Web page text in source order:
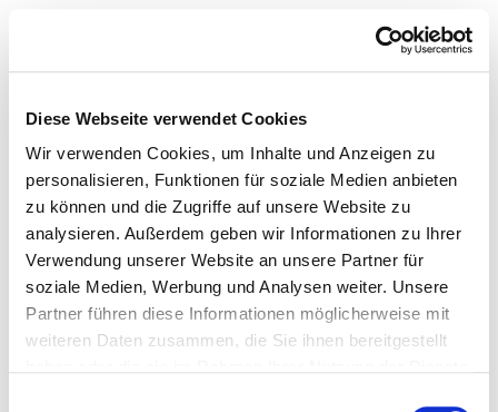
Diese Webseite verwendet Cookies
Wir verwenden Cookies, um Inhalte und Anzeigen zu
personalisieren, Funktionen für soziale Medien anbieten
zu können und die Zugriffe auf unsere Website zu
analysieren. Außerdem geben wir Informationen zu Ihrer
Verwendung unserer Website an unsere Partner für
soziale Medien, Werbung und Analysen weiter. Unsere
Partner führen diese Informationen möglicherweise mit
weiteren Daten zusammen, die Sie ihnen bereitgestellt